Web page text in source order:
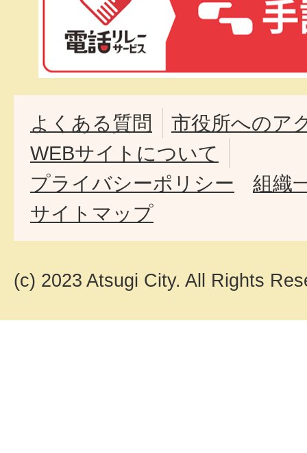
よくある質問
市役所へのア
WEBサイトについて
プライバシーポリシー
組織
サイトマップ
(c) 2023 Atsugi City. All Rights